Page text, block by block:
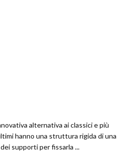
alternativa ai classici e più
hanno una struttura rigida di una
supporti per fissarla ...